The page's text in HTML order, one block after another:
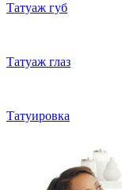
Татуаж губ
Татуаж глаз
Татуировка